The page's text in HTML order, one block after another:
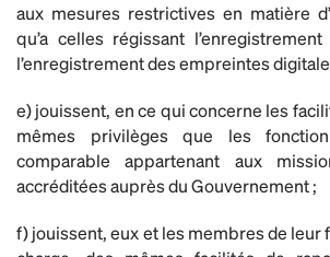
aux mesures restrictives en matière
qu’a celles régissant
l’enregistrement des empreintes
e) jouissent, en ce qui concerne les
mêmes privilèges que les
comparable appartenant aux
accréditées auprès du Gouvernement ;
f) jouissent, eux et les membres de leur